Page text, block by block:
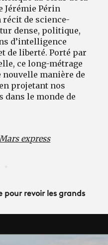
Jérémie Périn
récit de science-
dense, politique,
d’intelligence
de liberté. Porté par
ce long-métrage
nouvelle manière de
projetant nos
dans le monde de
Mars express
pour revoir les grands